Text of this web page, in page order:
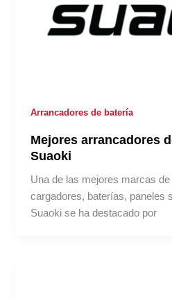
Arrancadores de batería
Mejores arrancadores
Suaoki
Una de las mejores marcas
cargadores, baterías, paneles
Suaoki se ha destacado por